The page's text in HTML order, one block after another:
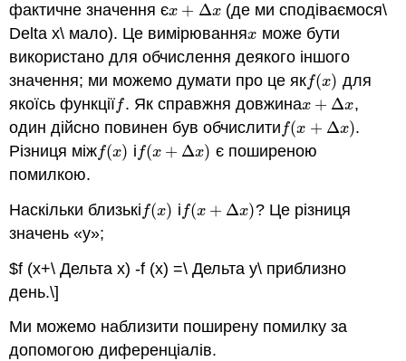
фактичне значення єx + Δx
x+Δ x
(де ми сподіваємося\
Delta x\ мало). Це вимірюванняx
x може бути
використано для обчислення деякого іншого
значення; ми можемо думати про це якf(x)
f(x)
для
якоїсь функціїf
f . Як справжня довжинаx + Δx
x+Δ x
,
один дійсно повинен був обчислити f(x + Δx)
f(x+ Δx)
.
Різниця міжf(x)
f(x) і f(x + Δx)
f(x+ Δx)
є поширеною
помилкою.
Наскільки близькі f(x)
f(x) і f(x + Δx)
f(x+ Δx)
? Це різниця
значень «y»;
$f (x+\ Дельта х) -f (x) =\ Дельта у\ приблизно
день.\]
Ми можемо наблизити поширену помилку за
допомогою диференціалів.